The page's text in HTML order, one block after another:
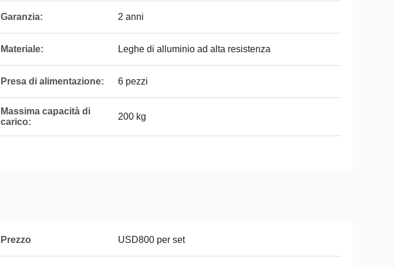
Garanzia: 2 anni
Materiale: Leghe di alluminio ad alta resistenza
Presa di alimentazione: 6 pezzi
Massima capacità di
carico:
200 kg
Prezzo USD800 per set